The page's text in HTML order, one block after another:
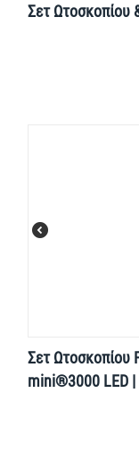
Σετ Ωτοσκοπίου
Σετ Ωτοσκοπίου
mini®3000 LED